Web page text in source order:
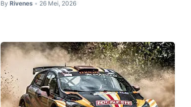
By Rivenes • 26 Mei, 2026